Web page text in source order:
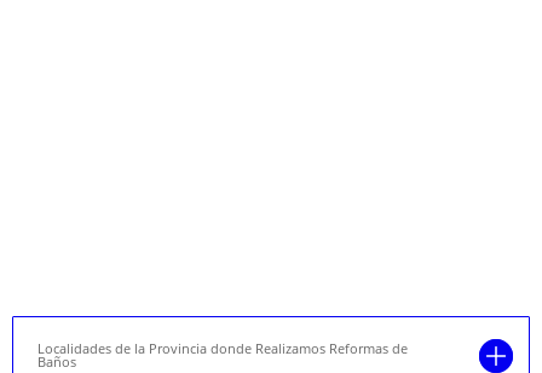
Localidades de la Provincia donde Realizamos Reformas de
Baños